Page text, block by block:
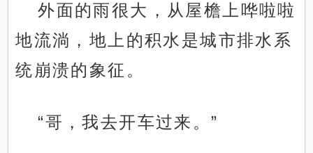
外面的雨很大，从屋檐上哗啦啦
地流淌，地上的积水是城市排水系
统崩溃的象征。
“哥，我去开车过来。”